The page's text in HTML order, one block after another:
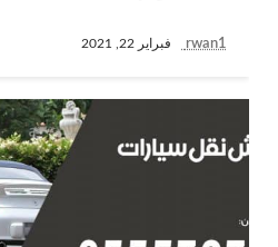
rwan1 فبراير 22, 2021